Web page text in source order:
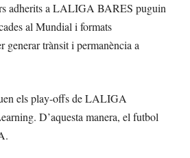
adherits a LALIGA BARES puguin
al Mundial i formats
generar trànsit i permanència a
els play-offs de LALIGA
D’aquesta manera, el futbol